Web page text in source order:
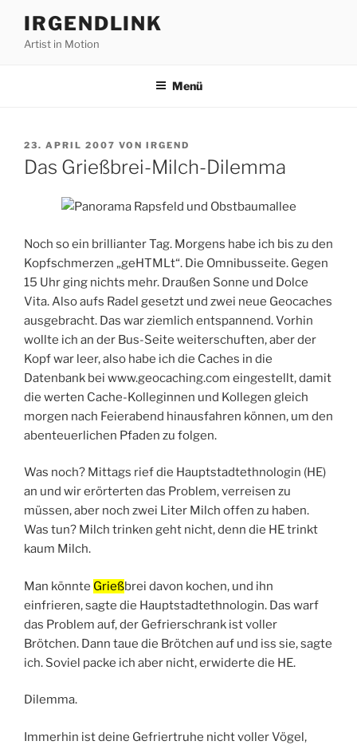
Inhalt
springen
IRGENDLINK
Artist in Motion
Menü
VERÖFFENTLICHT
AM
23. APRIL 2007 VON IRGEND
Das Grießbrei-Milch-Dilemma
Noch so ein brillianter Tag. Morgens habe ich bis zu den
Kopfschmerzen „geHTMLt“. Die Omnibusseite. Gegen
15 Uhr ging nichts mehr. Draußen Sonne und Dolce
Vita. Also aufs Radel gesetzt und zwei neue Geocaches
ausgebracht. Das war ziemlich entspannend. Vorhin
wollte ich an der Bus-Seite weiterschuften, aber der
Kopf war leer, also habe ich die Caches in die
Datenbank bei www.geocaching.com eingestellt, damit
die werten Cache-Kolleginnen und Kollegen gleich
morgen nach Feierabend hinausfahren können, um den
abenteuerlichen Pfaden zu folgen.
Was noch? Mittags rief die Hauptstadtethnologin (HE)
an und wir erörterten das Problem, verreisen zu
müssen, aber noch zwei Liter Milch offen zu haben.
Was tun? Milch trinken geht nicht, denn die HE trinkt
kaum Milch.
Man könnte Grießbrei davon kochen, und ihn
einfrieren, sagte die Hauptstadtethnologin. Das warf
das Problem auf, der Gefrierschrank ist voller
Brötchen. Dann taue die Brötchen auf und iss sie, sagte
ich. Soviel packe ich aber nicht, erwiderte die HE.
Dilemma.
Immerhin ist deine Gefriertruhe nicht voller Vögel,